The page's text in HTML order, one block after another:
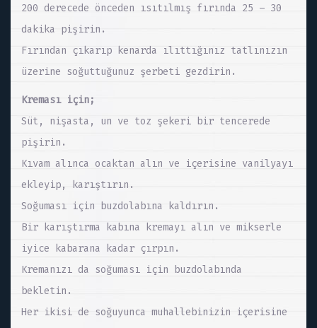
200 derecede önceden ısıtılmış fırında 25 – 30
dakika pişirin.
Fırından çıkarıp kenarda ılıttığınız tatlınızın
üzerine soğuttuğunuz şerbeti gezdirin.
Kreması için;
Süt, nişasta, un ve toz şekeri bir tencerede
pişirin.
Kıvam alınca ocaktan alın ve içerisine vanilyayı
ekleyip, karıştırın.
Soğuması için buzdolabına kaldırın.
Bir karıştırma kabına kremayı alın ve mikserle
iyice kabarana kadar çırpın.
Kremanızı da soğuması için buzdolabında
bekletin.
Her ikisi de soğuyunca muhallebinizin içerisine